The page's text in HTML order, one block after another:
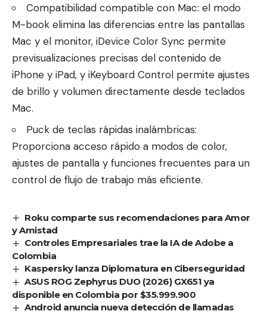
Compatibilidad compatible con Mac: el modo
M-book elimina las diferencias entre las pantallas
Mac y el monitor, iDevice Color Sync permite
previsualizaciones precisas del contenido de
iPhone y iPad, y iKeyboard Control permite ajustes
de brillo y volumen directamente desde teclados
Mac.
Puck de teclas rápidas inalámbricas:
Proporciona acceso rápido a modos de color,
ajustes de pantalla y funciones frecuentes para un
control de flujo de trabajo más eficiente.
Roku comparte sus recomendaciones para Amor
y Amistad
Controles Empresariales trae la IA de Adobe a
Colombia
Kaspersky lanza Diplomatura en Ciberseguridad
ASUS ROG Zephyrus DUO (2026) GX651 ya
disponible en Colombia por $35.999.900
Android anuncia nueva detección de llamadas